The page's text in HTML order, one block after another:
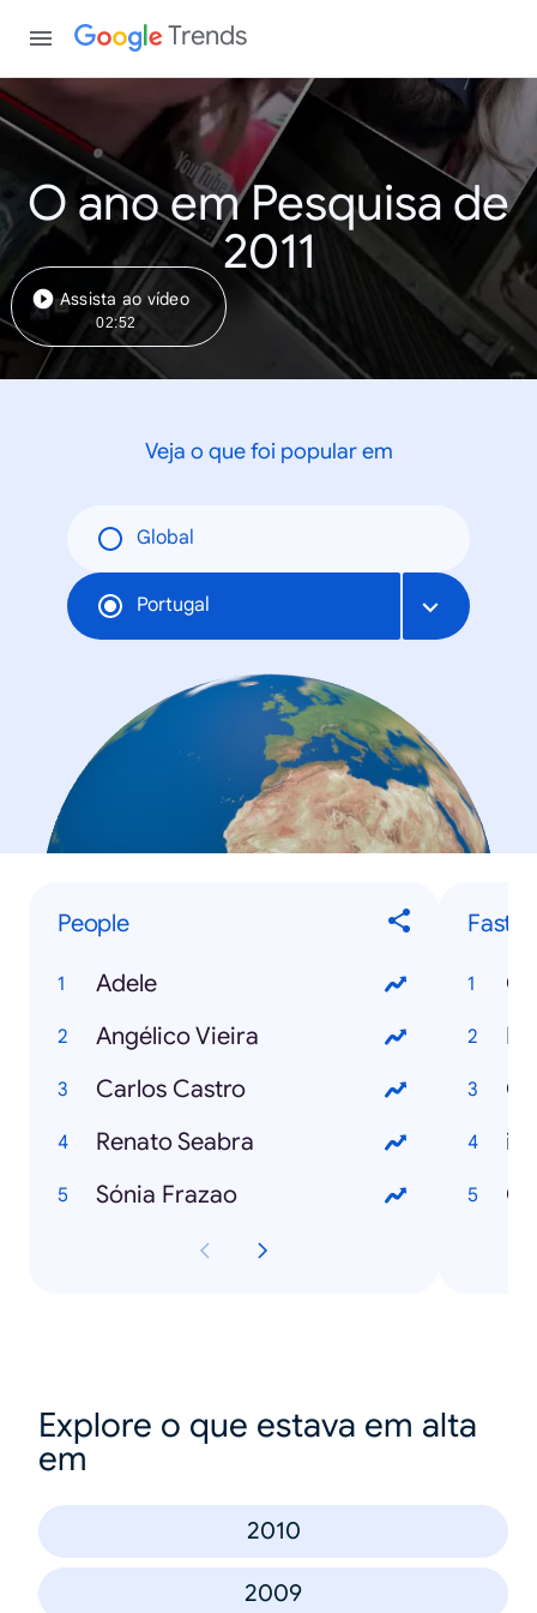
Trends
O ano em Pesquisa de
2011
Assista ao vídeo
02:52
Veja o que foi popular em
Global
Portugal
People
Adele
Angélico Vieira
Carlos Castro
Renato Seabra
Sónia Frazao
Explore o que estava em alta
em
2010
2009